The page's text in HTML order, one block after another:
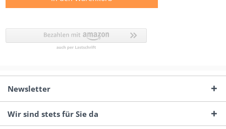
Newsletter
Wir sind stets für Sie da